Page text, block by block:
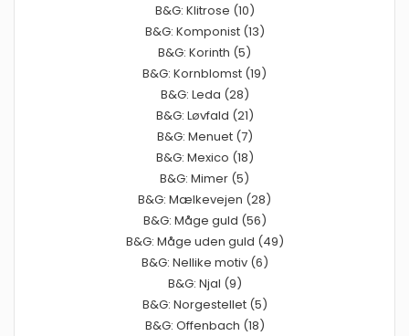
B&G: Klitrose (10)
B&G: Komponist (13)
B&G: Korinth (5)
B&G: Kornblomst (19)
B&G: Leda (28)
B&G: Løvfald (21)
B&G: Menuet (7)
B&G: Mexico (18)
B&G: Mimer (5)
B&G: Mælkevejen (28)
B&G: Måge guld (56)
B&G: Måge uden guld (49)
B&G: Nellike motiv (6)
B&G: Njal (9)
B&G: Norgestellet (5)
B&G: Offenbach (18)